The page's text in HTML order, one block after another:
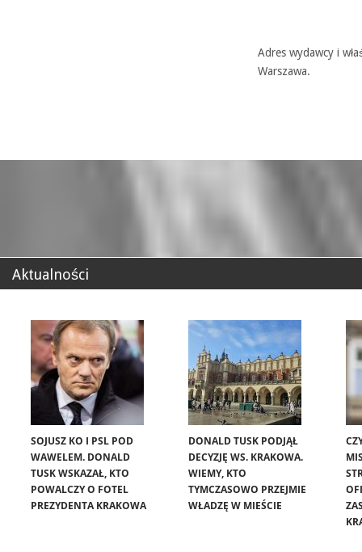
Adres wydawcy i
Warszawa.
Aktualności
SOJUSZ KO I PSL POD
WAWELEM. DONALD
TUSK WSKAZAŁ, KTO
POWALCZY O FOTEL
PREZYDENTA KRAKOWA
DONALD TUSK PODJĄŁ
DECYZJĘ WS. KRAKOWA.
WIEMY, KTO
TYMCZASOWO PRZEJMIE
WŁADZĘ W MIEŚCIE